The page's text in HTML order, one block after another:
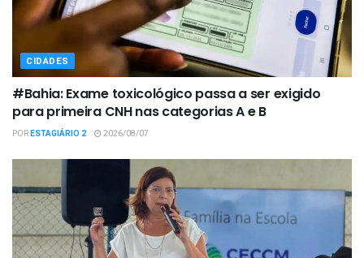
CIDADES
#Bahia: Exame toxicológico passa a ser exigido
para primeira CNH nas categorias A e B
PORESTAGIÁRIO 2 2026/08/07